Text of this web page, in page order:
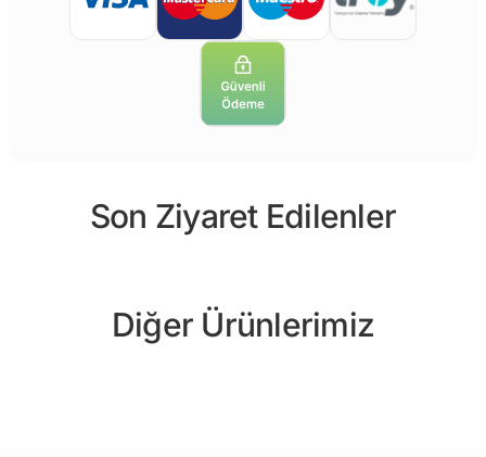
Son Ziyaret Edilenler
Diğer Ürünlerimiz